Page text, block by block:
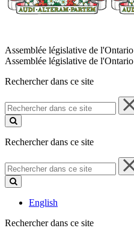
Assemblée législative de l'Ontario
Assemblée législative de l'Ontario
Rechercher dans ce site
Rechercher
dans
ce
Rechercher dans ce site
Rechercher
dans
ce
English
Rechercher dans ce site